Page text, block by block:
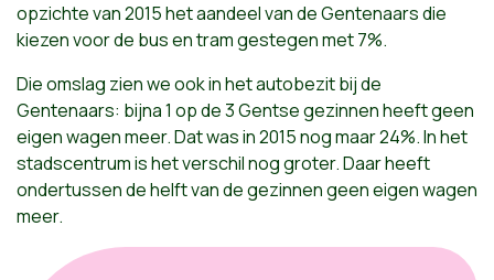
opzichte van 2015 het aandeel van de Gentenaars die
kiezen voor de bus en tram gestegen met 7%.
Die omslag zien we ook in het autobezit bij de
Gentenaars: bijna 1 op de 3 Gentse gezinnen heeft geen
eigen wagen meer. Dat was in 2015 nog maar 24%. In het
stadscentrum is het verschil nog groter. Daar heeft
ondertussen de helft van de gezinnen geen eigen wagen
meer.